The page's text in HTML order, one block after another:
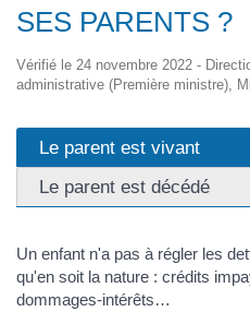
SES PARENTS ?
Vérifié le 24 novembre 2022 -
administrative (Première ministre),
Le parent est vivant
Le parent est décédé
Un enfant n'a pas à régler les
qu'en soit la nature : crédits
dommages-intérêts…